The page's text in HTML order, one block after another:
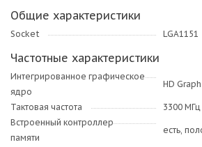
Общие характеристики
Socket LGA1151
Частотные характеристики
Интегрированное графическое
ядро
HD
Тактовая частота
3300 МГц
Встроенный контроллер
памяти
есть,